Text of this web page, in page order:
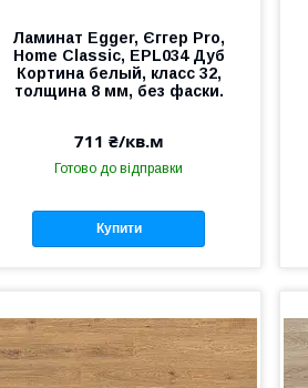
Ламинат Egger, Єггер Pro,
Home Classic, EPL034 Дуб
Кортина белый, класс 32,
толщина 8 мм, без фаски.
711 ₴/кв.м
Готово до відправки
Купити